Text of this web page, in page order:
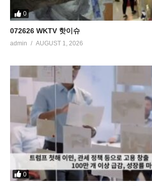
0
072626 WKTV 핫이슈
admin AUGUST 1, 2026
0